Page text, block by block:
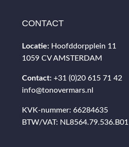
CONTACT
Locatie: Hoofddorpplein 11
1059 CV AMSTERDAM
Contact: +31 (0)20 615 71 42
info@tonovermars.nl
KVK-nummer: 66284635
BTW/VAT: NL8564.79.536.B01